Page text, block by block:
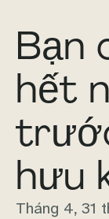
Bạn
hết
hưu
Tháng 4, 31